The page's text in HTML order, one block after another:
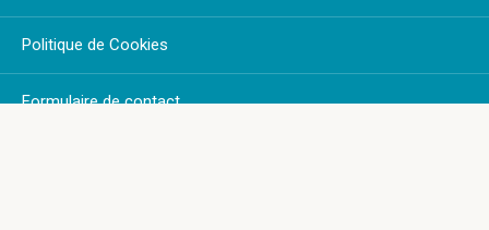
Politique de Cookies
Formulaire de contact